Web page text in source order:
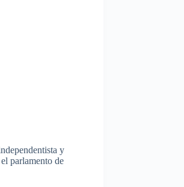
y
parlamento de